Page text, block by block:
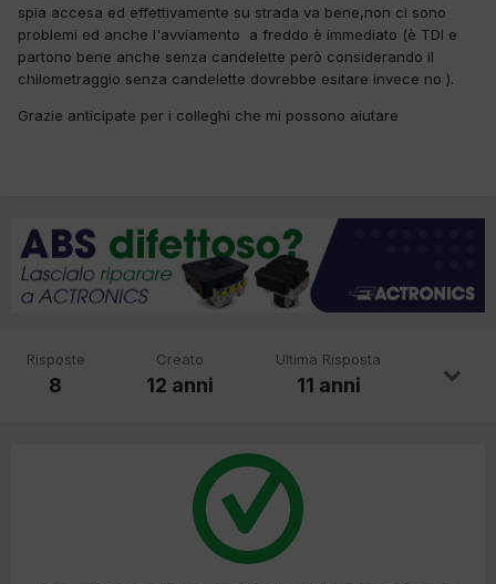
spia accesa ed effettivamente su strada va bene,non ci sono
problemi ed anche l'avviamento a freddo è immediato (è TDI e
partono bene anche senza candelette però considerando il
chilometraggio senza candelette dovrebbe esitare invece no ).
Grazie anticipate per i colleghi che mi possono aiutare
Risposte
8
Creato
12 anni
Ultima Risposta
11 anni